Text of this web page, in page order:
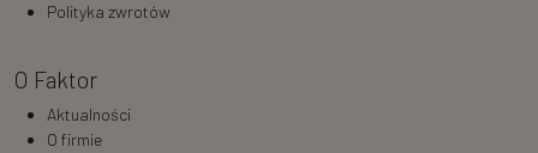
Polityka zwrotów
O Faktor
Aktualności
O firmie